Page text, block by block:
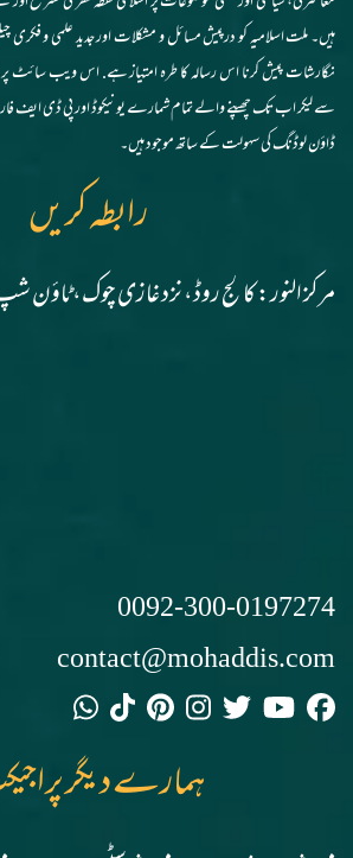
ہیں۔ ملت اسلامیہ کو درپیش مسائل و مشکلات اور جدید علمی و فکری
سے لیکر اب تک چھپنے والے تمام شمارے یونیکوڈ اور پی ڈی ایف
ڈاؤن لوڈنگ کی سہولت کے ساتھ موجود ہیں۔
رابطہ کریں
مرکز النور: کالج روڈ، نزد غازی چوک، ٹاؤن
0092-300-0197274
contact@mohaddis.com
ہمارے دیگر